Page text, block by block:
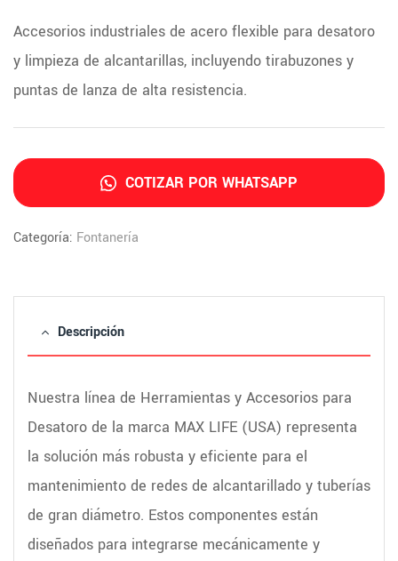
Accesorios industriales de acero flexible para desatoro
y limpieza de alcantarillas, incluyendo tirabuzones y
puntas de lanza de alta resistencia.
COTIZAR POR WHATSAPP
Categoría: Fontanería
Descripción
Nuestra línea de Herramientas y Accesorios para
Desatoro de la marca MAX LIFE (USA) representa
la solución más robusta y eficiente para el
mantenimiento de redes de alcantarillado y tuberías
de gran diámetro. Estos componentes están
diseñados para integrarse mecánicamente y